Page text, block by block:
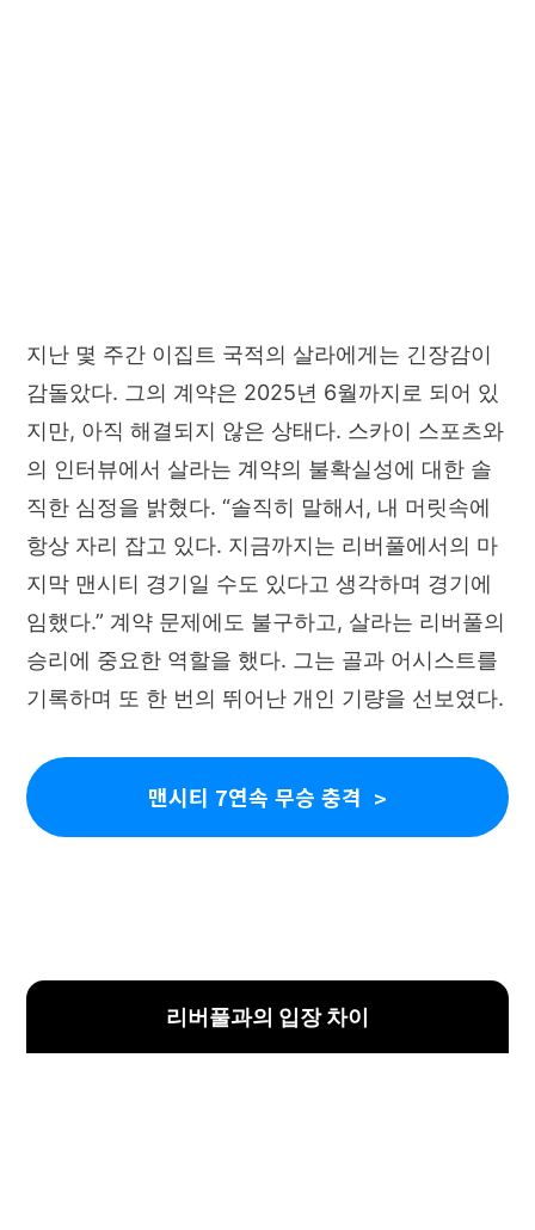
지난 몇 주간 이집트 국적의 살라에게는 긴장감이
감돌았다. 그의 계약은 2025년 6월까지로 되어 있
지만, 아직 해결되지 않은 상태다. 스카이 스포츠와
의 인터뷰에서 살라는 계약의 불확실성에 대한 솔
직한 심정을 밝혔다. “솔직히 말해서, 내 머릿속에
항상 자리 잡고 있다. 지금까지는 리버풀에서의 마
지막 맨시티 경기일 수도 있다고 생각하며 경기에
임했다.” 계약 문제에도 불구하고, 살라는 리버풀의
승리에 중요한 역할을 했다. 그는 골과 어시스트를
기록하며 또 한 번의 뛰어난 개인 기량을 선보였다.
맨시티 7연속 무승 충격
리버풀과의 입장 차이